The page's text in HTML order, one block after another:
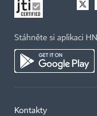
Stáhněte si aplikaci HN
Kontakty